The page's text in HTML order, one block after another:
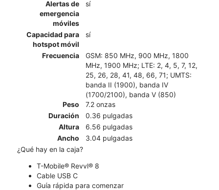
Alertas de
emergencia
móviles
sí
Capacidad para
hotspot móvil
sí
Frecuencia
GSM: 850 MHz, 900 MHz, 1800
MHz, 1900 MHz; LTE: 2, 4, 5, 7, 12,
25, 26, 28, 41, 48, 66, 71; UMTS:
banda II (1900), banda IV
(1700/2100), banda V (850)
Peso
7.2 onzas
Duración
0.36 pulgadas
Altura
6.56 pulgadas
Ancho
3.04 pulgadas
¿Qué hay en la caja?
T-Mobile® Revvl® 8
Cable USB C
Guía rápida para comenzar